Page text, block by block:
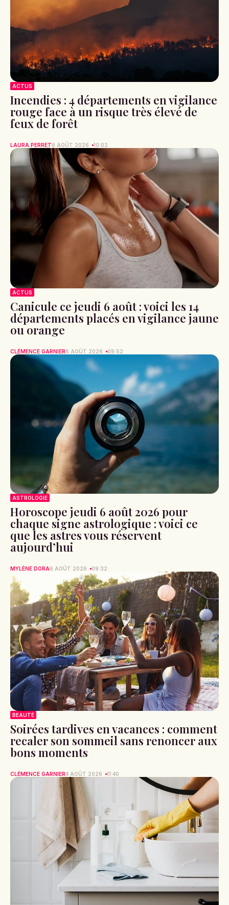
ACTUS
Incendies : 4 départements en vigilance
rouge face à un risque très élevé de
feux de forêt
LAURA PERRET6 AOÛT 2026 10:02
ACTUS
Canicule ce jeudi 6 août : voici les 14
départements placés en vigilance jaune
ou orange
CLÉMENCE GARNIER6 AOÛT 2026 09:52
ASTROLOGIE
Horoscope jeudi 6 août 2026 pour
chaque signe astrologique : voici ce
que les astres vous réservent
aujourd’hui
MYLÈNE DORA6 AOÛT 2026 09:32
BEAUTÉ
Soirées tardives en vacances : comment
recaler son sommeil sans renoncer aux
bons moments
CLÉMENCE GARNIER4 AOÛT 2026 11:40